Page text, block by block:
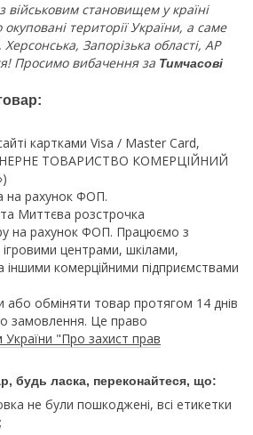
військовим становищем у країні
території України, а саме
Запорізька області, АР
Просимо вибачення за Тимчасові
картками Visa / Master Card,
ТОВАРИСТВО КОМЕРЦІЙНИЙ
на рахунок ФОП.
Миттєва розстрочка
на рахунок ФОП. Працюємо з
центрами, шкілами,
іншими комерційними підприємствами
обміняти товар протягом 14 днів
замовлення. Це право
"Про захист прав
будь ласка, переконайтеся, що:
не були пошкоджені, всі етикетки